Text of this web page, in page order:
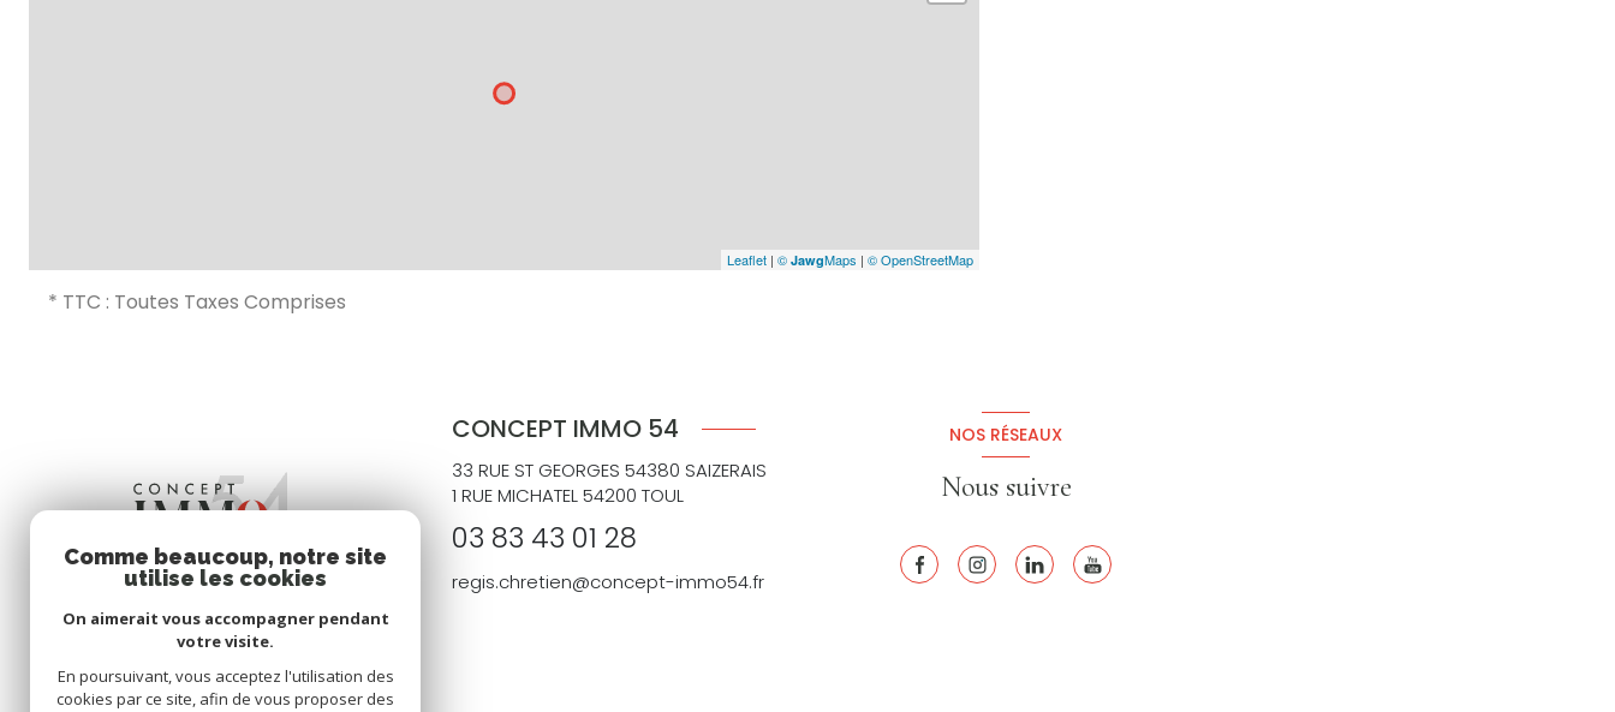
Leaflet| © JawgMaps | © OpenStreetMap
* TTC : Toutes Taxes Comprises
CONCEPT IMMO 54
33 RUE ST GEORGES 54380 SAIZERAIS
1 RUE MICHATEL 54200 TOUL
03 83 43 01 28
regis.chretien@concept-immo54.fr
NOS RÉSEAUX
Nous suivre
Comme beaucoup, notre site
utilise les cookies
On aimerait vous accompagner pendant
votre visite.
En poursuivant, vous acceptez l'utilisation des
cookies par ce site, afin de vous proposer des